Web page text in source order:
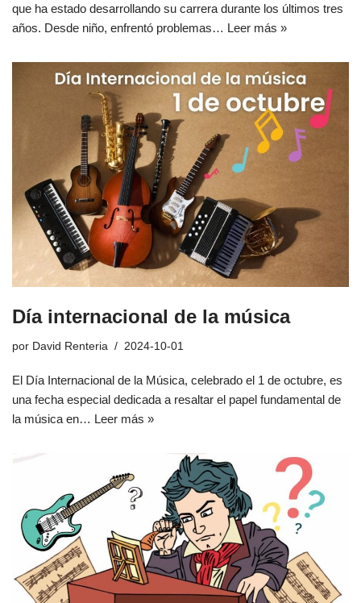
que ha estado desarrollando su carrera durante los últimos tres
años. Desde niño, enfrentó problemas… Leer más »
Día internacional de la música
por David Renteria 2024-10-01
El Día Internacional de la Música, celebrado el 1 de octubre, es
una fecha especial dedicada a resaltar el papel fundamental de
la música en… Leer más »